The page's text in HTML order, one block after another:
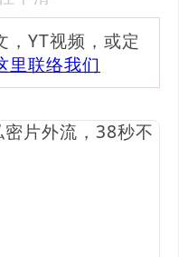
YT视频，或定
里联络我们